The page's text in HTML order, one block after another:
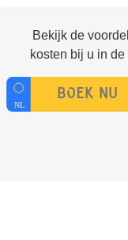
Bekijk de
kosten bij u in de